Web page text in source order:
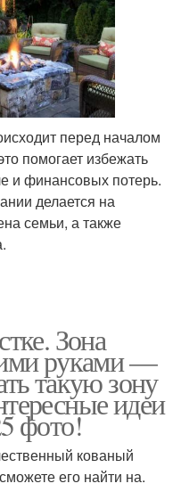
перед началом
помогает избежать
и финансовых потерь.
делается на
семьи, а также
Зона
руками —
такую зону
идеи
фото!
кованый
его найти на.